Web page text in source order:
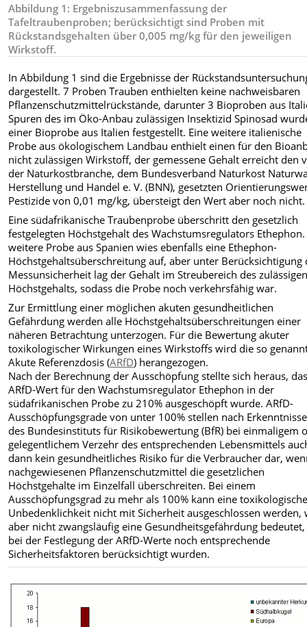
Abbildung 1: Ergebniszusammenfassung der
Tafeltraubenproben; berücksichtigt sind Proben mit
Rückstandsgehalten über 0,005 mg/kg für den jeweiligen
Wirkstoff.
In Abbildung 1 sind die Ergebnisse der
dargestellt. 7 Proben Trauben enthielten keine nachweisbaren
Pflanzenschutzmittelrückstände, darunter 3 Bioproben aus
Spuren des im Öko-Anbau zulässigen Insektizid Spinosad
einer Bioprobe aus Italien festgestellt. Eine weitere italienische
Probe aus ökologischem Landbau enthielt einen für den
nicht zulässigen Wirkstoff, der gemessene Gehalt erreicht den
der Naturkostbranche, dem Bundesverband Naturkost
Herstellung und Handel e. V. (BNN), gesetzten
Pestizide von 0,01 mg/kg, übersteigt den Wert aber noch nicht.
Eine südafrikanische Traubenprobe überschritt den gesetzlich
festgelegten Höchstgehalt des Wachstumsregulators Ethephon.
weitere Probe aus Spanien wies ebenfalls eine Ethephon-
Höchstgehaltsüberschreitung auf, aber unter Berücksichtigung
Messunsicherheit lag der Gehalt im Streubereich des
Höchstgehalts, sodass die Probe noch verkehrsfähig war.
Zur Ermittlung einer möglichen akuten gesundheitlichen
Gefährdung werden alle Höchstgehaltsüberschreitungen einer
näheren Betrachtung unterzogen. Für die Bewertung akuter
toxikologischer Wirkungen eines Wirkstoffs wird die so
Akute Referenzdosis (ARfD) herangezogen.
Nach der Berechnung der Ausschöpfung stellte sich heraus,
ARfD-Wert für den Wachstumsregulator Ethephon in der
südafrikanischen Probe zu 210% ausgeschöpft wurde. ARfD-
Ausschöpfungsgrade von unter 100% stellen nach
des Bundesinstituts für Risikobewertung (BfR) bei einmaligem
gelegentlichem Verzehr des entsprechenden Lebensmittels
dann kein gesundheitliches Risiko für die Verbraucher dar,
nachgewiesenen Pflanzenschutzmittel die gesetzlichen
Höchstgehalte im Einzelfall überschreiten. Bei einem
Ausschöpfungsgrad zu mehr als 100% kann eine
Unbedenklichkeit nicht mit Sicherheit ausgeschlossen werden,
aber nicht zwangsläufig eine Gesundheitsgefährdung
bei der Festlegung der ARfD-Werte noch entsprechende
Sicherheitsfaktoren berücksichtigt wurden.